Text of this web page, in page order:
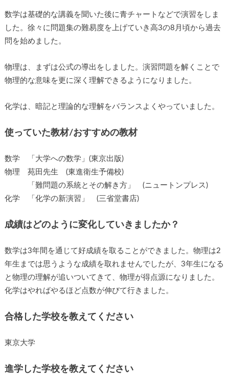
数学は基礎的な講義を聞いた後に青チャートなどで演習をしま
した。徐々に問題集の難易度を上げていき高3の8月頃から過去
問を始めました。
物理は、まずは公式の導出をしました。演習問題を解くことで
物理的な意味を更に深く理解できるようになりました。
化学は、暗記と理論的な理解をバランスよくやっていました。
使っていた教材/おすすめの教材
数学 「大学への数学」(東京出版)
物理 苑田先生 (東進衛生予備校)
「難問題の系統とその解き方」 (ニュートンプレス)
化学 「化学の新演習」 (三省堂書店)
成績はどのように変化していきましたか？
数学は3年間を通じて好成績を取ることができました。物理は2
年生までは思うような成績を取れませんでしたが、3年生になる
と物理の理解が追いついてきて、物理が得点源になりました。
化学はやればやるほど点数が伸びて行きました。
合格した学校を教えてください
東京大学
進学した学校を教えてください